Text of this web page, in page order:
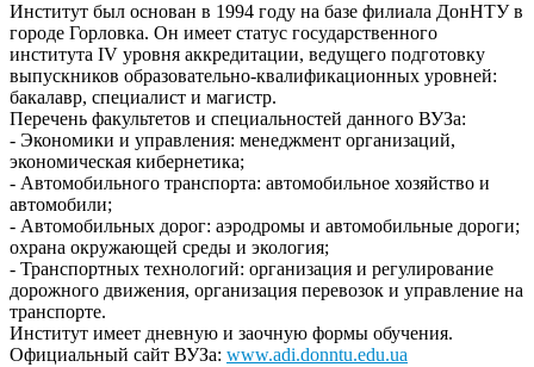
Институт был основан в 1994 году на базе филиала ДонНТУ в
городе Горловка. Он имеет статус государственного
института IV уровня аккредитации, ведущего подготовку
выпускников образовательно-квалификационных уровней:
бакалавр, специалист и магистр.
Перечень факультетов и специальностей данного ВУЗа:
- Экономики и управления: менеджмeнт оpганизаций,
экономическая кибернетика;
- Автомобильного транспорта: автомобильное хозяйство и
автомобили;
- Автомобильных дорог: аэродромы и автомобильные дороги;
охрана окружающей среды и экология;
- Транспортных технологий: организация и регулированиe
доpожного движeния, организация перевозок и управление на
транспорте.
Институт имеет дневную и заочную формы обучения.
Официальный сайт ВУЗа: www.adi.donntu.edu.ua